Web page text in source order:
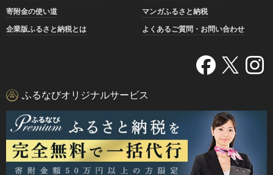
寄附金の使い道
マンガふるさと納税
企業版ふるさと納税とは
よくあるご質問・お問い合わせ
ふるなびオリジナルサービス